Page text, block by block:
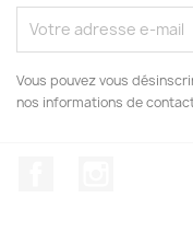
Vous pouvez vous
nos informations de